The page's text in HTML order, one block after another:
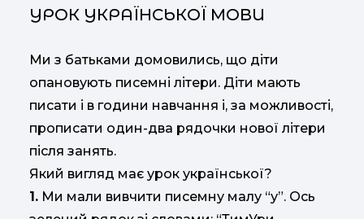
УРОК УКРАЇНСЬКОЇ МОВИ
Ми з батьками домовились, що діти
опановують писемні літери. Діти мають
писати і в години навчання і, за можливості,
прописати один-два рядочки нової літери
після занять.
Який вигляд має урок української?
1. Ми мали вивчити писемну малу “у”. Ось